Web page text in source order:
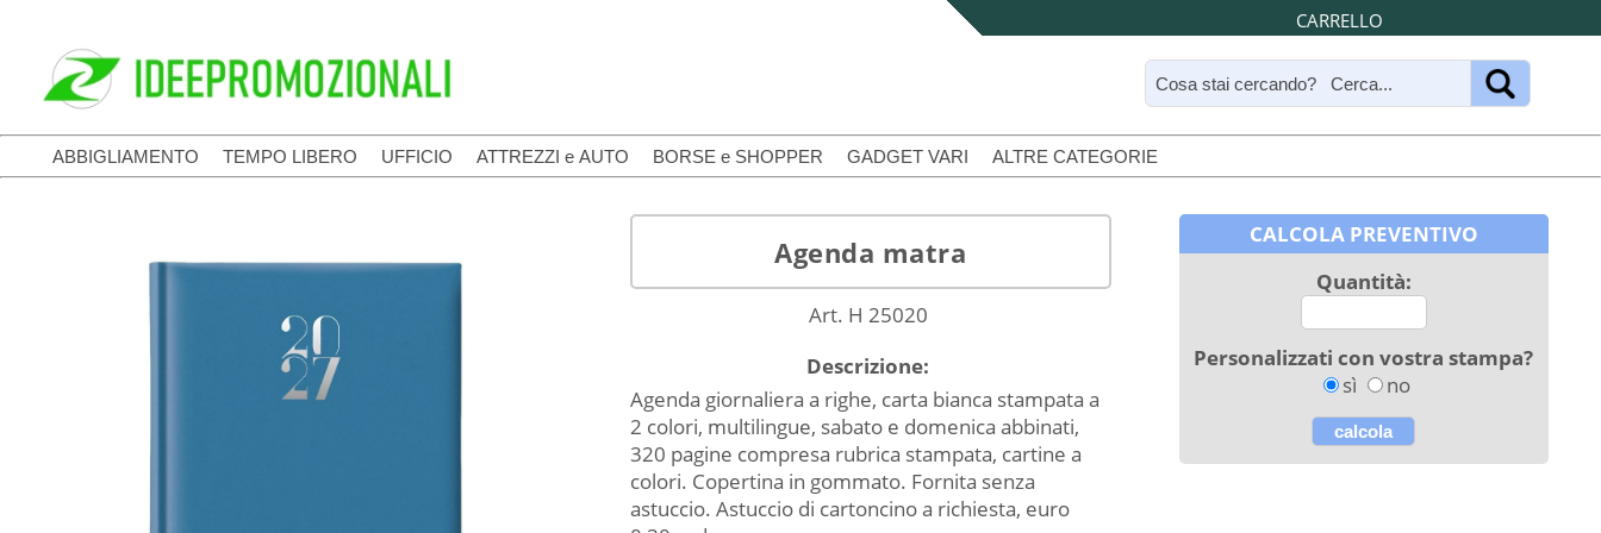
CARRELLO
ABBIGLIAMENTO TEMPO LIBERO UFFICIO ATTREZZI e AUTO BORSE e SHOPPER GADGET VARI ALTRE CATEGORIE
Agenda matra
Art. H 25020
Descrizione:
Agenda giornaliera a righe, carta bianca stampata a
2 colori, multilingue, sabato e domenica abbinati,
320 pagine compresa rubrica stampata, cartine a
colori. Copertina in gommato. Fornita senza
astuccio. Astuccio di cartoncino a richiesta, euro
CALCOLA PREVENTIVO
Quantità:
Personalizzati con vostra stampa?
sì
no